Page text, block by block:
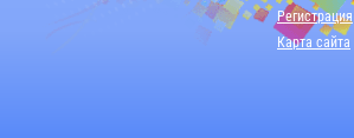
Регистрация
Карта сайта